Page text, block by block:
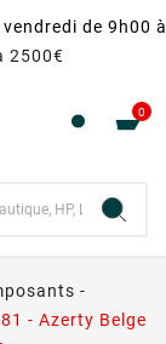
de 9h00 à
2500€
0
-
- Azerty Belge